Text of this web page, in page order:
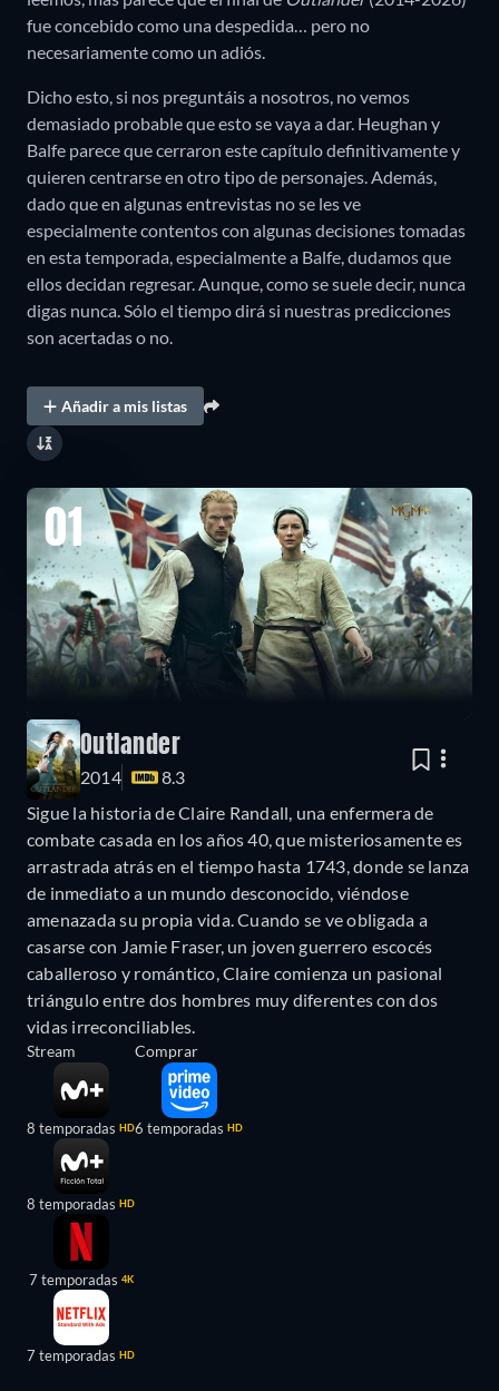
fue concebido como una despedida… pero no
necesariamente como un adiós.
Dicho esto, si nos preguntáis a nosotros, no vemos
demasiado probable que esto se vaya a dar. Heughan y
Balfe parece que cerraron este capítulo definitivamente y
quieren centrarse en otro tipo de personajes. Además,
dado que en algunas entrevistas no se les ve
especialmente contentos con algunas decisiones tomadas
en esta temporada, especialmente a Balfe, dudamos que
ellos decidan regresar. Aunque, como se suele decir, nunca
digas nunca. Sólo el tiempo dirá si nuestras predicciones
son acertadas o no.
Añadir a mis listas
01
Outlander
2014
8.3
Sigue la historia de Claire Randall, una enfermera de
combate casada en los años 40, que misteriosamente es
arrastrada atrás en el tiempo hasta 1743, donde se lanza
de inmediato a un mundo desconocido, viéndose
amenazada su propia vida. Cuando se ve obligada a
casarse con Jamie Fraser, un joven guerrero escocés
caballeroso y romántico, Claire comienza un pasional
triángulo entre dos hombres muy diferentes con dos
vidas irreconciliables.
Stream
8 temporadas HD
8 temporadas HD
7 temporadas 4K
7 temporadas HD
Comprar
6 temporadas HD